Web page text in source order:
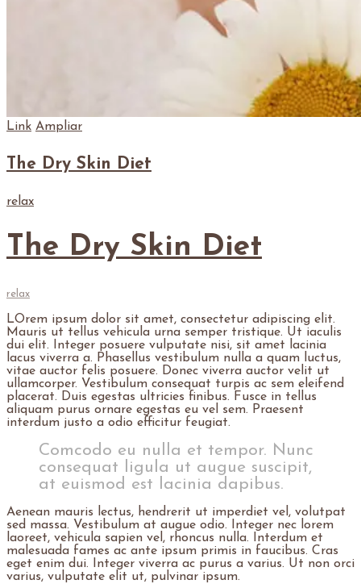
Link Ampliar
The Dry Skin Diet
relax
The Dry Skin Diet
relax
LOrem ipsum dolor sit amet, consectetur adipiscing elit.
Mauris ut tellus vehicula urna semper tristique. Ut iaculis
dui elit. Integer posuere vulputate nisi, sit amet lacinia
lacus viverra a. Phasellus vestibulum nulla a quam luctus,
vitae auctor felis posuere. Donec viverra auctor velit ut
ullamcorper. Vestibulum consequat turpis ac sem eleifend
placerat. Duis egestas ultricies finibus. Fusce in tellus
aliquam purus ornare egestas eu vel sem. Praesent
interdum justo a odio efficitur feugiat.
Comcodo eu nulla et tempor. Nunc
consequat ligula ut augue suscipit,
at euismod est lacinia dapibus.
Aenean mauris lectus, hendrerit ut imperdiet vel, volutpat
sed massa. Vestibulum at augue odio. Integer nec lorem
laoreet, vehicula sapien vel, rhoncus nulla. Interdum et
malesuada fames ac ante ipsum primis in faucibus. Cras
eget enim dui. Integer viverra ac purus a varius. Ut non orci
varius, vulputate elit ut, pulvinar ipsum.